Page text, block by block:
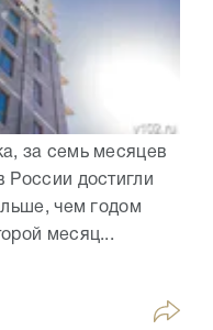
за семь месяцев
России достигли
чем годом
месяц...